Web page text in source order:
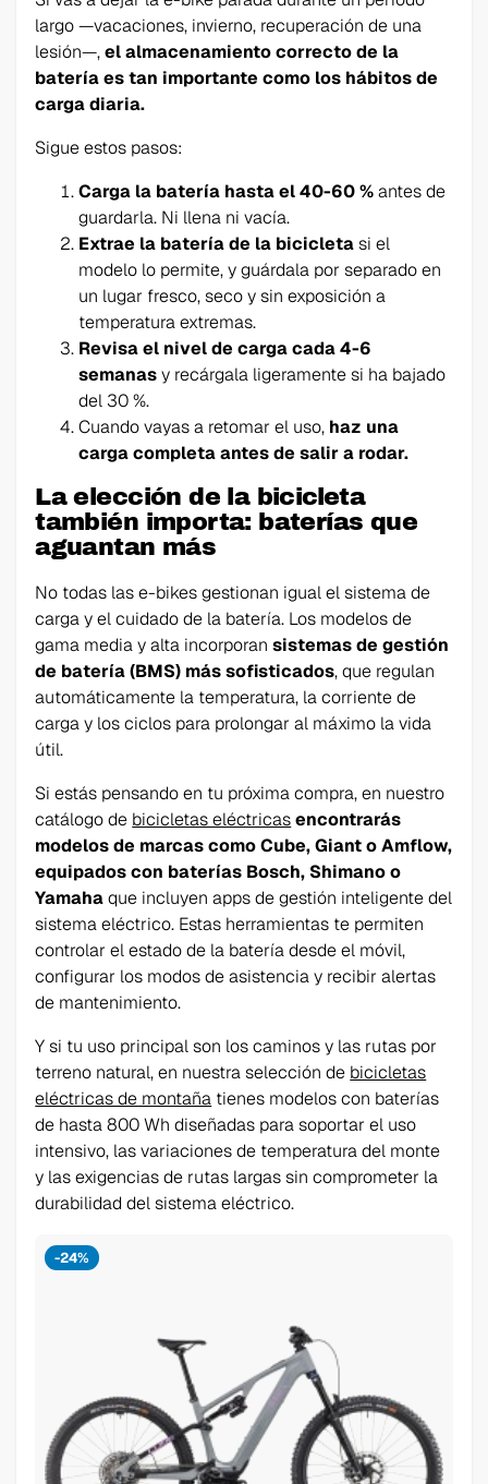
largo —vacaciones, invierno, recuperación de una
lesión—,el almacenamiento correcto de la
batería es tan importante como los hábitos de
carga diaria.
Sigue estos pasos:
Carga la batería hasta el 40-60 %antes de
guardarla. Ni llena ni vacía.
Extrae la batería de la bicicletasi el
modelo lo permite, y guárdala por separado en
un lugar fresco, seco y sin exposición a
temperatura extremas.
Revisa el nivel de carga cada 4-6
semanasy recárgala ligeramente si ha bajado
del 30 %.
Cuando vayas a retomar el uso, haz una
carga completa antes de salir a rodar.
La elección de la bicicleta
también importa: baterías que
aguantan más
No todas las e-bikes gestionan igual el sistema de
carga y el cuidado de la batería. Los modelos de
gama media y alta incorporansistemas de gestión
de batería (BMS) más sofisticados, que regulan
automáticamente la temperatura, la corriente de
carga y los ciclos para prolongar al máximo la vida
útil.
Si estás pensando en tu próxima compra, en nuestro
catálogo de bicicletas eléctricasencontrarás
modelos de marcas como Cube, Giant o Amflow,
equipados con baterías Bosch, Shimano o
Yamahaque incluyen apps de gestión inteligente del
sistema eléctrico. Estas herramientas te permiten
controlar el estado de la batería desde el móvil,
configurar los modos de asistencia y recibir alertas
de mantenimiento.
Y si tu uso principal son los caminos y las rutas por
terreno natural, en nuestra selección de bicicletas
eléctricas de montaña tienes modelos con baterías
de hasta 800 Wh diseñadas para soportar el uso
intensivo, las variaciones de temperatura del monte
y las exigencias de rutas largas sin comprometer la
durabilidad del sistema eléctrico.
-24%